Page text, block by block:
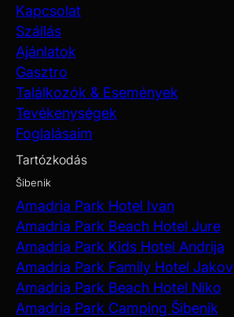
Kapcsolat
Szállás
Ajánlatok
Gasztro
Találkozók & Események
Tevékenységek
Foglalásaim
Tartózkodás
Šibenik
Amadria Park Hotel Ivan
Amadria Park Beach Hotel Jure
Amadria Park Kids Hotel Andrija
Amadria Park Family Hotel Jakov
Amadria Park Beach Hotel Niko
Amadria Park Camping Šibenik